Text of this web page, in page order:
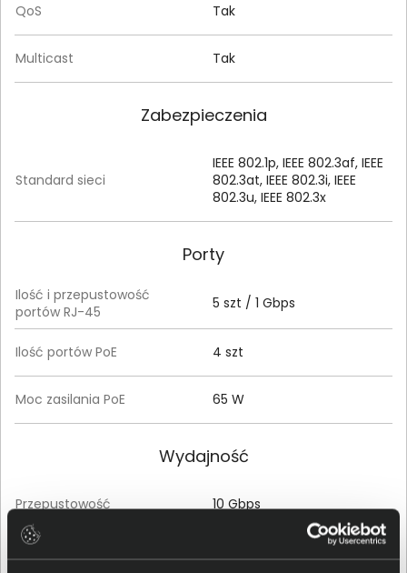
QoS Tak
Multicast Tak
Zabezpieczenia
Standard sieci
IEEE 802.1p, IEEE 802.3af, IEEE
802.3at, IEEE 802.3i, IEEE
802.3u, IEEE 802.3x
Porty
Ilość i przepustowość
portów RJ-45
5 szt / 1 Gbps
Ilość portów PoE 4 szt
Moc zasilania PoE 65 W
Wydajność
Przepustowość 10 Gbps
Gwarancja